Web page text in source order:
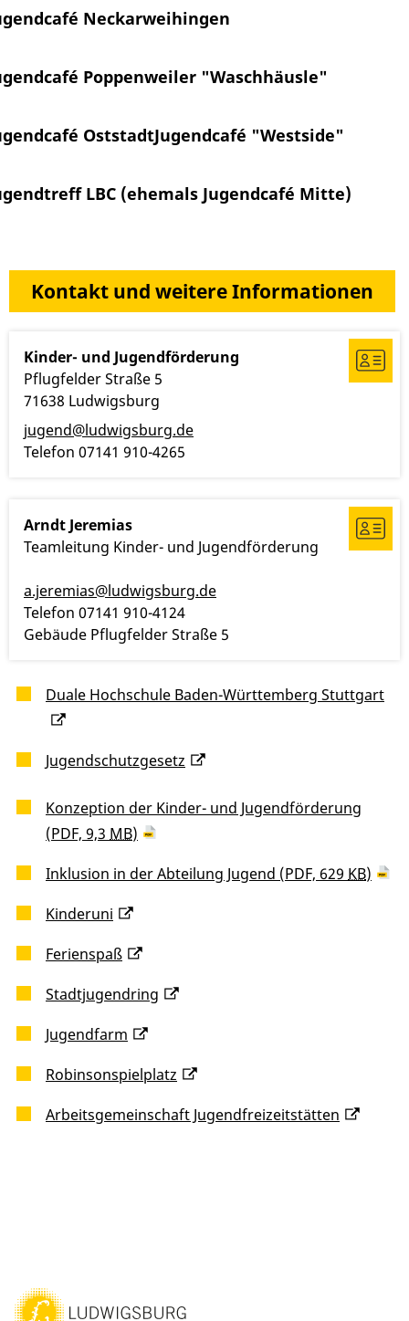
Neckarweihingen
Poppenweiler "Waschhäusle"
OststadtJugendcafé "Westside"
LBC (ehemals Jugendcafé Mitte)
Kontakt und weitere Informationen
Kinder- und Jugendförderung
Pflugfelder Straße 5
71638 Ludwigsburg
jugend@ludwigsburg.de
Telefon 07141 910-4265
Arndt Jeremias
Teamleitung Kinder- und Jugendförderung
a.jeremias@ludwigsburg.de
Telefon 07141 910-4124
Gebäude Pflugfelder Straße 5
Duale Hochschule Baden-Württemberg Stuttgart
Jugendschutzgesetz
Konzeption der Kinder- und Jugendförderung
(PDF, 9,3 MB)
Inklusion in der Abteilung Jugend (PDF, 629 KB)
Kinderuni
Ferienspaß
Stadtjugendring
Jugendfarm
Robinsonspielplatz
Arbeitsgemeinschaft Jugendfreizeitstätten